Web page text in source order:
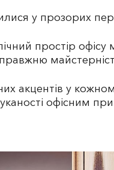
у прозорих
простір
акцентів у
офісним